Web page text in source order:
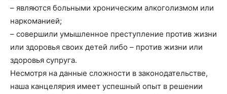
– являются больными хроническим алкоголизмом или
наркоманией;
– совершили умышленное преступление против жизни
или здоровья своих детей либо – против жизни или
здоровья супруга.
Несмотря на данные сложности в законодательстве,
наша канцелярия имеет успешный опыт в решении